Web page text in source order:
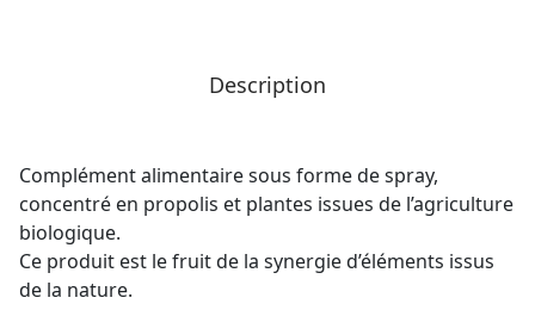
Description
Complément alimentaire sous forme de spray,
concentré en propolis et plantes issues de l’agriculture
biologique.
Ce produit est le fruit de la synergie d’éléments issus
de la nature.